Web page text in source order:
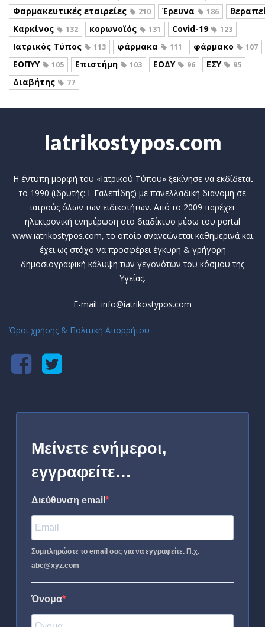
Φαρμακευτικές εταιρείες 210 Έρευνα 186
Καρκίνος
132 κορωνοϊός 131 Covid-19 123
Ιατρικός Τύπος 113 φάρμακα 111 φάρμακο 107
ΕΟΠΥΥ 105 Επιστήμη 103 ΕΟΔΥ 96 ΕΣΥ 95
Διαβήτης 77
Iatrikostypos.com
Η έντυπη μορφή του «Ιατρικού Τύπου» ξεκίνησε να εκδίδεται
το 1990 (ιδρυτής: Ι. Γαλεπίδης) με πανελλαδική διανομή σε
ιατρούς όλων των ειδικοτήτων. Από το 2009 παρέχει
ηλεκτρονική ενημέρωση στο διαδίκτυο μέσω του portal
www.iatrikostypos.com, το οποίο ανανεώνεται καθημερινά και
έχει ως στόχο να προσφέρει έγκυρη & γρήγορη
δημοσιογραφική κάλυψη των γεγονότων του κόσμου της
Υγείας.
E-mail: info@iatrikostypos.com
Όροι χρήσης & Πολιτική Απορρήτου
Μείνετε ενήμεροι,
εγγραφείτε…
Διεύθυνση email
Συμπληρώστε το email σας για να εγγραφείτε. Π.χ.
abc@xyz.com
Όνομα